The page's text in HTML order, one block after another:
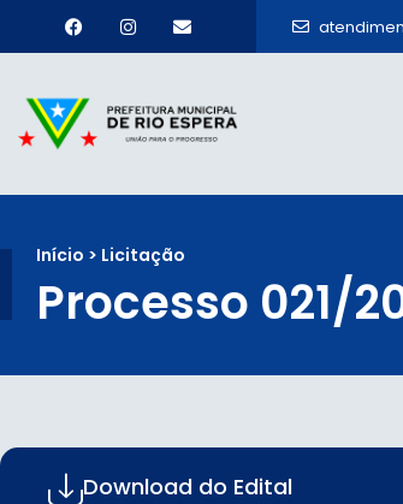
Início > Licitação
Processo 021/
Download do Edital